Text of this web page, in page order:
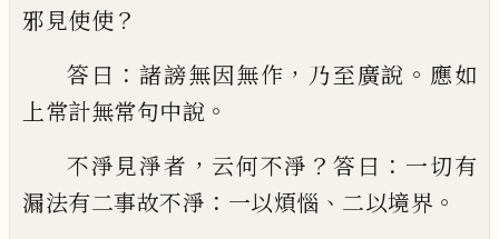
邪見使使？
答曰 ：諸謗無因無作 ， 乃至廣說 。 應如
上常計無常句中說 。
不淨見淨者 ， 云何不淨 ？ 答曰 ： 一切有
漏法有二事故不淨 ： 一以煩惱 、 二以境界 。